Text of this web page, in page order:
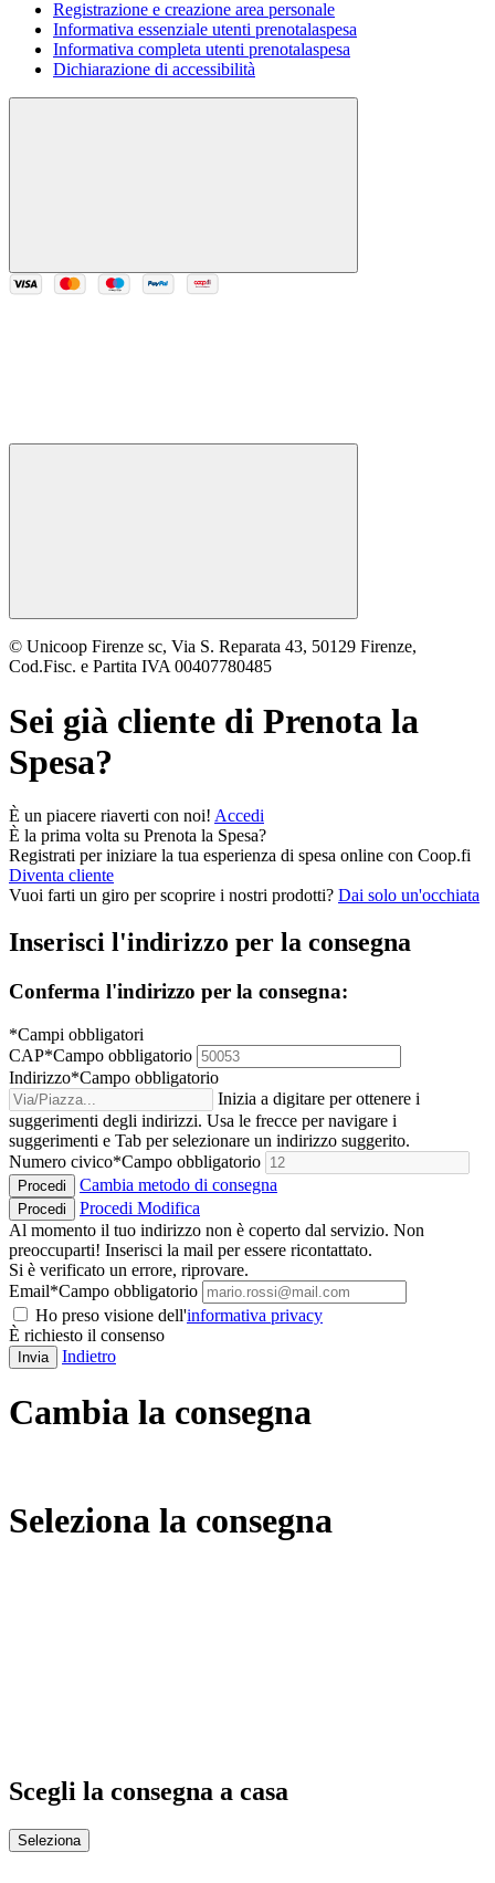
Registrazione e creazione area personale
Informativa essenziale utenti prenotalaspesa
Informativa completa utenti prenotalaspesa
Dichiarazione di accessibilità
© Unicoop Firenze sc, Via S. Reparata 43, 50129 Firenze,
Cod.Fisc. e Partita IVA 00407780485
Sei già cliente di Prenota la
Spesa?
È un piacere riaverti con noi! Accedi
È la prima volta su Prenota la Spesa?
Registrati per iniziare la tua esperienza di spesa online con Coop.fi
Diventa cliente
Vuoi farti un giro per scoprire i nostri prodotti? Dai solo un'occhiata
Inserisci l'indirizzo per la consegna
Conferma l'indirizzo per la consegna:
*Campi obbligatori
CAP*Campo obbligatorio
Indirizzo*Campo obbligatorio
Inizia a digitare per ottenere i
suggerimenti degli indirizzi. Usa le frecce per navigare i
suggerimenti e Tab per selezionare un indirizzo suggerito.
Numero civico*Campo obbligatorio
Procedi Cambia metodo di consegna
Procedi Procedi Modifica
Al momento il tuo indirizzo non è coperto dal servizio. Non
preoccuparti! Inserisci la mail per essere ricontattato.
Si è verificato un errore, riprovare.
Email*Campo obbligatorio
Ho preso visione dell'informativa privacy
È richiesto il consenso
Invia Indietro
Cambia la consegna
Seleziona la consegna
Scegli la consegna a casa
Seleziona